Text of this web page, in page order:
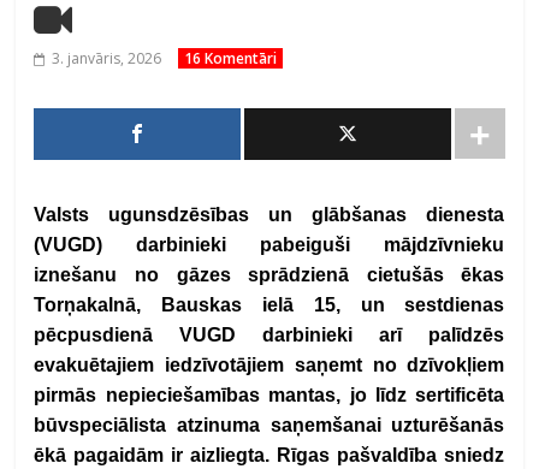
3. janvāris, 2026 16 Komentāri
Valsts ugunsdzēsības un glābšanas dienesta
(VUGD) darbinieki pabeiguši mājdzīvnieku
iznešanu no gāzes sprādzienā cietušās ēkas
Torņakalnā, Bauskas ielā 15, un sestdienas
pēcpusdienā VUGD darbinieki arī palīdzēs
evakuētajiem iedzīvotājiem saņemt no dzīvokļiem
pirmās nepieciešamības mantas, jo līdz sertificēta
būvspeciālista atzinuma saņemšanai uzturēšanās
ēkā pagaidām ir aizliegta. Rīgas pašvaldība sniedz